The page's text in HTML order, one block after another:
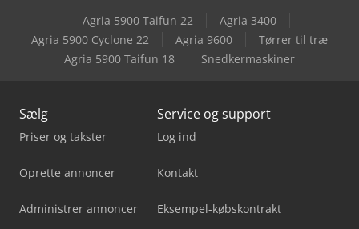
Agria 5900 Taifun 22
Agria 3400
Agria 5900 Cyclone 22
Agria 9600
Tørrer til træ
Agria 5900 Taifun 18
Snedkermaskiner
Sælg
Priser og takster
Oprette annoncer
Administrer annoncer
Service og support
Log ind
Kontakt
Eksempel-købskontrakt